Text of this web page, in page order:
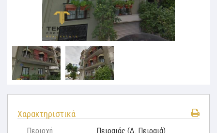
Χαρακτηριστικά
Περιοχή
Πειραιάς (Δ. Πειραιά)